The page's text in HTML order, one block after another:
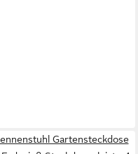
Gartensteckdose